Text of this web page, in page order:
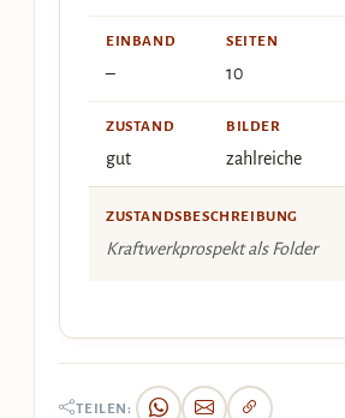
EINBAND
–
SEITEN
10
ZUSTAND
gut
BILDER
zahlreiche
ZUSTANDSBESCHREIBUNG
Kraftwerkprospekt als Folder
TEILEN: